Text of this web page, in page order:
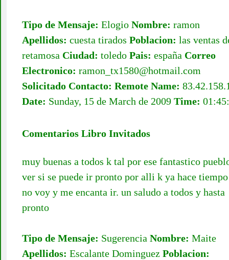
Tipo de Mensaje: Elogio Nombre: ramon
Apellidos: cuesta tirados Poblacion: las ventas
retamosa Ciudad: toledo Pais: españa Correo
Electronico: ramon_tx1580@hotmail.com
Solicitado Contacto: Remote Name:
Date: Sunday, 15 de March de 2009 Time:
Comentarios Libro Invitados
muy buenas a todos k tal por ese fantastico
ver si se puede ir pronto por alli k ya hace
no voy y me encanta ir. un saludo a todos y hasta
pronto
Tipo de Mensaje: Sugerencia Nombre: Maite
Apellidos: Escalante Dominguez Poblacion: